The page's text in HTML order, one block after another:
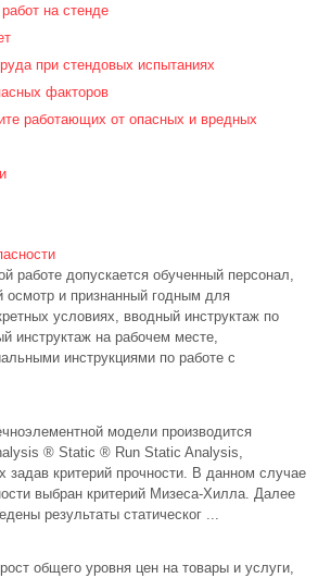
на стенде
при стендовых испытаниях
факторов
работающих от опасных и вредных
работе допускается обученный персонал,
и признанный годным для
условиях, вводный инструктаж по
инструктаж на рабочем месте,
инструкциями по работе с
модели производится
® Static ® Run Static Analysis,
задав критерий прочности. В данном случае
выбран критерий Мизеса-Хилла. Далее
результаты статическог ...
общего уровня цен на товары и услуги,